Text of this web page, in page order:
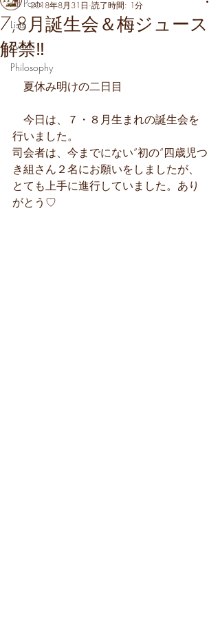
All Posts
Lists
Events
Philosophy
7,8月誕生会＆梅ジュース
解禁‼
2018年8月31日 読了時間: 1分
夏休み明けの二日目
今日は、７・８月生まれの誕生会を
行いました。
司会者は、今までにない”初の”四歳児つ
き組さん２名にお願いをしましたが、
とても上手に進行していました。あり
がとう♡